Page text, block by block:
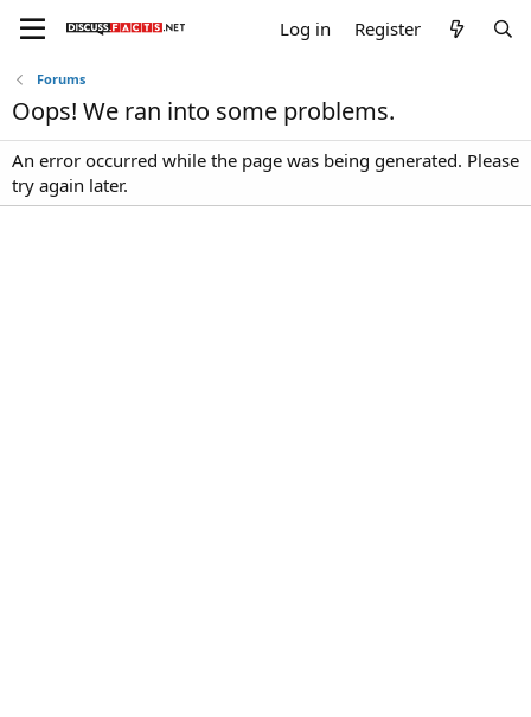
Log in Register
Forums
Oops! We ran into some problems.
An error occurred while the page was being generated. Please
try again later.